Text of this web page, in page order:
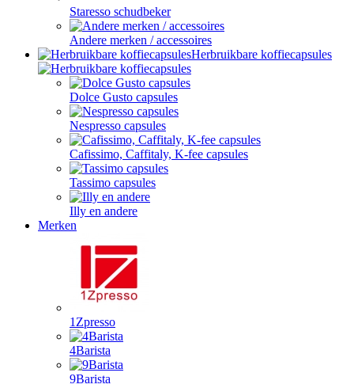
Staresso schudbeker
Andere merken / accessoires
Herbruikbare koffiecapsules
Dolce Gusto capsules
Nespresso capsules
Cafissimo, Caffitaly, K-fee capsules
Tassimo capsules
Illy en andere
Merken
1Zpresso
4Barista
9Barista